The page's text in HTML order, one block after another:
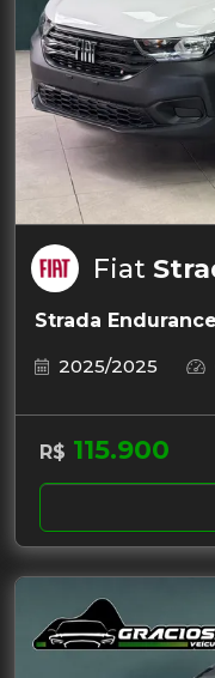
Fiat
Strada
2025/2025
R$ 115.900